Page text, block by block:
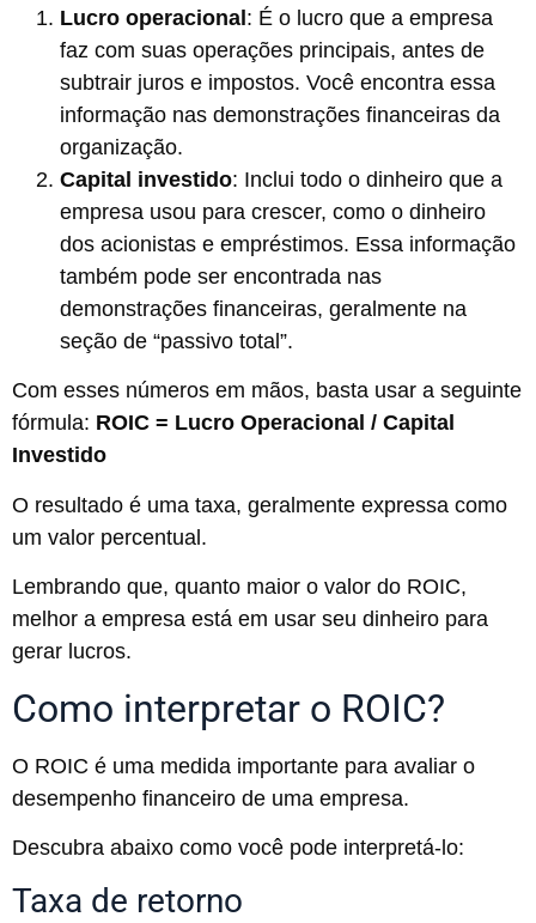
Lucro operacional : É o lucro que a empresa
faz com suas operações principais, antes de
subtrair juros e impostos. Você encontra essa
informação nas demonstrações financeiras da
organização.
Capital investido: Inclui todo o dinheiro que a
empresa usou para crescer, como o dinheiro
dos acionistas e empréstimos. Essa informação
também pode ser encontrada nas
demonstrações financeiras, geralmente na
seção de “passivo total”.
Com esses números em mãos, basta usar a seguinte
fórmula: ROIC = Lucro Operacional / Capital
Investido
O resultado é uma taxa, geralmente expressa como
um valor percentual.
Lembrando que, quanto maior o valor do ROIC,
melhor a empresa está em usar seu dinheiro para
gerar lucros.
Como interpretar o ROIC?
O ROIC é uma medida importante para avaliar o
desempenho financeiro de uma empresa.
Descubra abaixo como você pode interpretá-lo:
Taxa de retorno